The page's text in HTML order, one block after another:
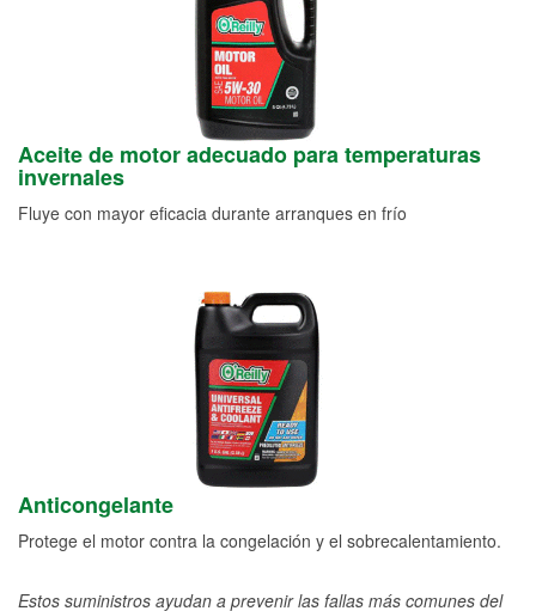
Aceite de motor adecuado para temperaturas
invernales
Fluye con mayor eficacia durante arranques en frío
Anticongelante
Protege el motor contra la congelación y el sobrecalentamiento.
Estos suministros ayudan a prevenir las fallas más comunes del